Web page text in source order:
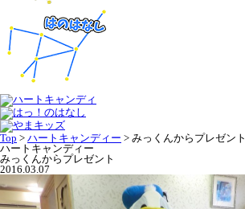
Top > ハートキャンディー > みっくんからプレゼント
ハートキャンディー
みっくんからプレゼント
2016.03.07